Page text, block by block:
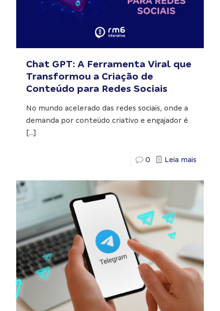
Chat GPT: A Ferramenta Viral que
Transformou a Criação de
Conteúdo para Redes Sociais
No mundo acelerado das redes sociais, onde a
demanda por conteúdo criativo e engajador é
[…]
0 Leia mais